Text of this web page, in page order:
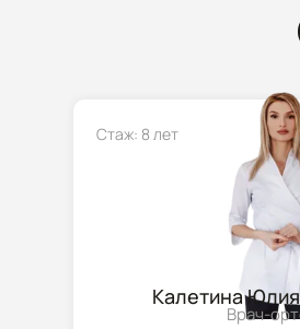
Стаж: 8 лет
Калетина
Врач-